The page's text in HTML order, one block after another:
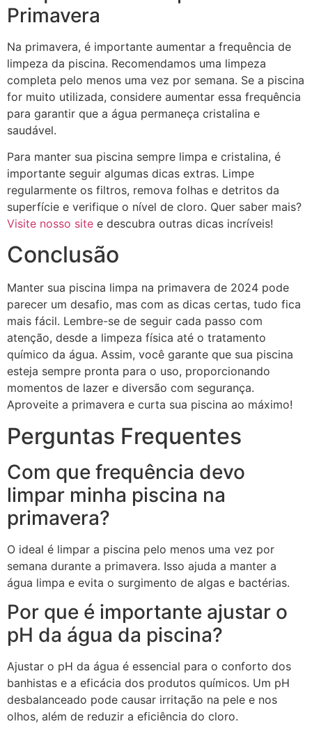
Primavera
Na primavera, é importante aumentar a frequência de
limpeza da piscina. Recomendamos uma limpeza
completa pelo menos uma vez por semana. Se a piscina
for muito utilizada, considere aumentar essa frequência
para garantir que a água permaneça cristalina e
saudável.
Para manter sua piscina sempre limpa e cristalina, é
importante seguir algumas dicas extras. Limpe
regularmente os filtros, remova folhas e detritos da
superfície e verifique o nível de cloro. Quer saber mais?
Visite nosso site e descubra outras dicas incríveis!
Conclusão
Manter sua piscina limpa na primavera de 2024 pode
parecer um desafio, mas com as dicas certas, tudo fica
mais fácil. Lembre-se de seguir cada passo com
atenção, desde a limpeza física até o tratamento
químico da água. Assim, você garante que sua piscina
esteja sempre pronta para o uso, proporcionando
momentos de lazer e diversão com segurança.
Aproveite a primavera e curta sua piscina ao máximo!
Perguntas Frequentes
Com que frequência devo
limpar minha piscina na
primavera?
O ideal é limpar a piscina pelo menos uma vez por
semana durante a primavera. Isso ajuda a manter a
água limpa e evita o surgimento de algas e bactérias.
Por que é importante ajustar o
pH da água da piscina?
Ajustar o pH da água é essencial para o conforto dos
banhistas e a eficácia dos produtos químicos. Um pH
desbalanceado pode causar irritação na pele e nos
olhos, além de reduzir a eficiência do cloro.